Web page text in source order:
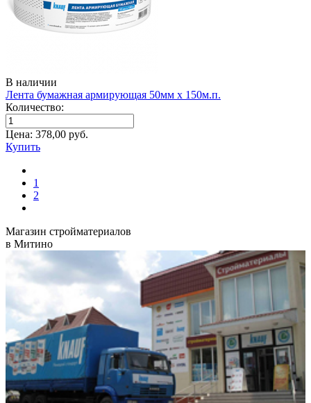
В наличии
Лента бумажная армирующая 50мм х 150м.п.
Количество:
Цена: 378,00 руб.
Купить
1
2
Магазин стройматериалов
в Митино